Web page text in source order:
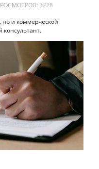
3228
но и коммерческой